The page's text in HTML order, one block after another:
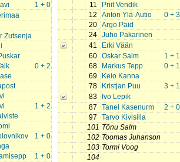
1 + 0
Zutsenja
0 + 2
1 + 2
1 + 0
1 + 0
11
Priit Vendik
12
0 + 3
Anton Ylä-Autio
20 Argo Päid
24 Juho Pakarinen
41
Erki Vään
60
1 + 1
Oskar Salm
68
0 + 1
Markus Tepp
69
Keio Kanna
78
3 + 1
Kristjan Puu
83
Ivo Lepik
87
2 + 0
Tanel Kasenurm
97
Tarvo Kivisilla
101 Tõnu Salm
102 Toomas Juhanson
103 Tormi Voog
104